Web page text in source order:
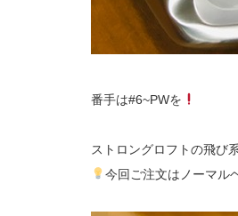
番手は#6~PWを
ストロングロフトの飛び
今回ご注文はノーマル